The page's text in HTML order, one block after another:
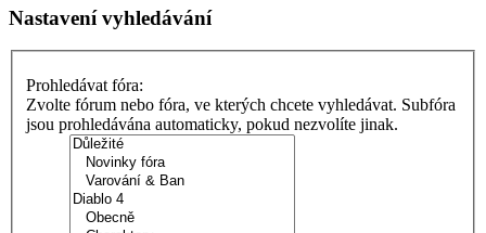
Nastavení vyhledávání
Prohledávat fóra:
Zvolte fórum nebo fóra, ve kterých chcete vyhledávat. Subfóra
jsou prohledávána automaticky, pokud nezvolíte jinak.